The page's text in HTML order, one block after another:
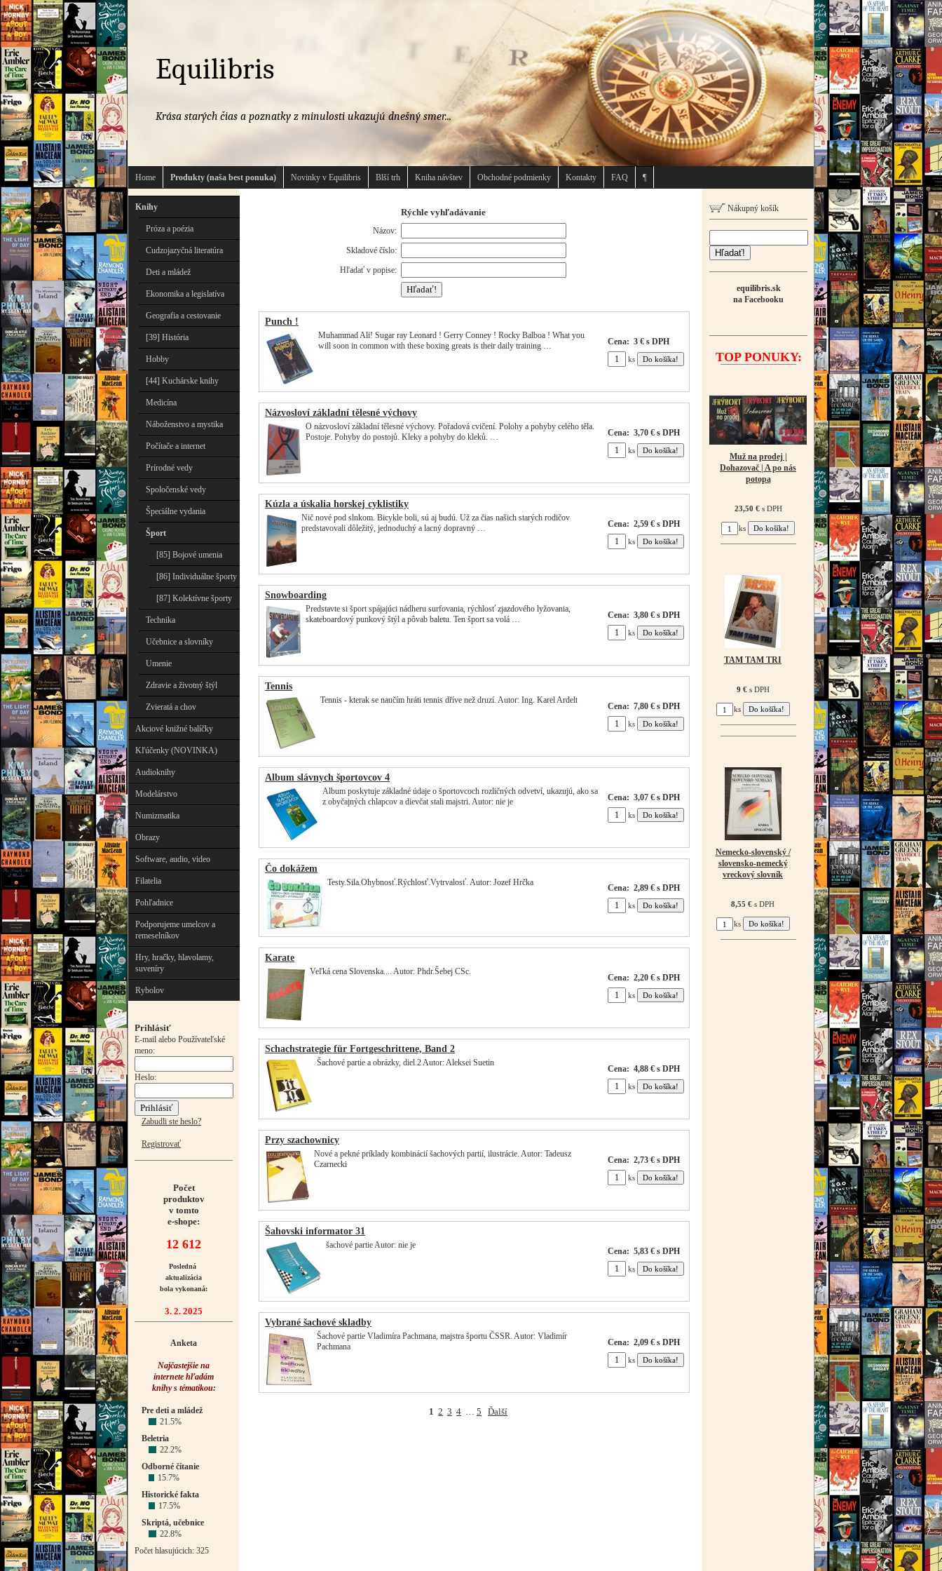
Equilibris
Krása starých čias a poznatky z minulosti ukazujú dnešný smer...
Home Produkty (naša best ponuka) Novinky v Equilibris Blší trh Kniha návštev Obchodné podmienky Kontakty FAQ ¶
Knihy
Próza a poézia
Cudzojazyčná literatúra
Deti a mládež
Ekonomika a legislatíva
Geografia a cestovanie
[39] História
Hobby
[44] Kuchárske knihy
Medicína
Náboženstvo a mystika
Počítače a internet
Prírodné vedy
Spoločenské vedy
Špeciálne vydania
Šport
[85] Bojové umenia
[86] Individuálne športy
[87] Kolektívne športy
Technika
Učebnice a slovníky
Umenie
Zdravie a životný štýl
Zvieratá a chov
Akciové knižné balíčky
Kľúčenky (NOVINKA)
Audioknihy
Modelárstvo
Numizmatika
Obrazy
Software, audio, video
Filatelia
Pohľadnice
Podporujeme umelcov a
remeselníkov
Hry, hračky, hlavolamy,
suveníry
Rybolov
Prihlásiť
E-mail alebo Používateľské
meno:
Heslo:
Zabudli ste heslo?
Registrovať
Počet
produktov
v tomto
e-shope:
12 612
Posledná
aktualizácia
bola vykonaná:
3. 2. 2025
Anketa
Najčastejšie na
internete hľadám
knihy s tématikou:
Pre deti a mládež
21.5%
Beletria
22.2%
Odborné čítanie
15.7%
Historické fakta
17.5%
Skriptá, učebnice
22.8%
Počet hlasujúcich: 325
Rýchle vyhľadávanie
Názov:
Skladové číslo:
Hľadať v popise:
Punch !
Cena: 3 € s DPH
ks
Muhammad Ali! Sugar ray Leonard ! Gerry Conney ! Rocky Balboa ! What you
will soon in common with these boxing greats is their daily training …
Názvosloví základní tělesné výchovy
Cena: 3,70 € s DPH
ks
O názvosloví základní tělesné výchovy. Pořadová cvičení. Polohy a pohyby celého těla.
Postoje. Pohyby do postojů. Kleky a pohyby do kleků. …
Kúzla a úskalia horskej cyklistiky
Cena: 2,59 € s DPH
ks
Nič nové pod slnkom. Bicykle boli, sú aj budú. Už za čias našich starých rodičov
predstavovali dôležitý, jednoduchý a lacný dopravný …
Snowboarding
Cena: 3,80 € s DPH
ks
Predstavte si šport spájajúci nádheru surfovania, rýchlosť zjazdového lyžovania,
skateboardový punkový štýl a pôvab baletu. Ten šport sa volá …
Tennis
Cena: 7,80 € s DPH
ks
Tennis - kterak se naučím hráti tennis dříve než druzí. Autor: Ing. Karel Ardelt
Album slávnych športovcov 4
Cena: 3,07 € s DPH
ks
Album poskytuje základné údaje o športovcoch rozličných odvetví, ukazujú, ako sa
z obyčajných chlapcov a dievčat stali majstri. Autor: nie je
Čo dokážem
Cena: 2,89 € s DPH
ks
Testy.Sila.Ohybnosť.Rýchlosť.Vytrvalosť. Autor: Jozef Hrčka
Karate
Cena: 2,20 € s DPH
ks
Veľká cena Slovenska.... Autor: Phdr.Šebej CSc.
Schachstrategie für Fortgeschrittene, Band 2
Cena: 4,88 € s DPH
ks
Šachové partie a obrázky, diel.2 Autor: Aleksei Suetin
Przy szachownicy
Cena: 2,73 € s DPH
ks
Nové a pekné príklady kombinácií šachových partií, ilustrácie. Autor: Tadeusz
Czarnecki
Šahovski informator 31
Cena: 5,83 € s DPH
ks
šachové partie Autor: nie je
Vybrané šachové skladby
Cena: 2,09 € s DPH
ks
Šachové partie Vladimíra Pachmana, majstra športu ČSSR. Autor: Vladimír
Pachmana
1 2 3 4 … 5 Ďalší
Nákupný košík
Hľadať!
equilibris.sk
na Facebooku
TOP PONUKY:
Muž na prodej |
Dohazovač | A po nás
potopa
23,50 €s DPH
ks
TAM TAM TRI
9 €s DPH
ks
Nemecko-slovenský /
slovensko-nemecký
vreckový slovník
8,55 € s DPH
ks